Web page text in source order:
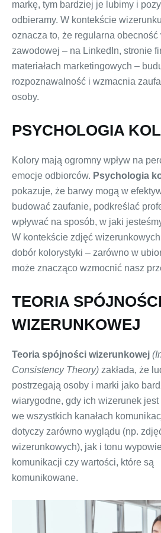
markę, tym bardziej je lubimy i
odbieramy. W kontekście
oznacza to, że regularna obecność
zawodowej – na LinkedIn, stronie
materiałach marketingowych –
rozpoznawalność i wzmacnia
osoby.
PSYCHOLOGIA
Kolory mają ogromny wpływ na
emocje odbiorców. Psychologia
pokazuje, że barwy mogą w
budować zaufanie, podkreślać
wpływać na sposób, w jaki
W kontekście zdjęć
dobór kolorystyki – zarówno w
może znacząco wzmocnić nasz
TEORIA SPÓJNOŚCI
WIZERUNKOWEJ
Teoria spójności wizerunkowej
Consistency Theory) zakłada, że
postrzegają osoby i marki jako
wiarygodne, gdy ich wizerunek
we wszystkich kanałach
dotyczy zarówno wyglądu (np.
wizerunkowych), jak i tonu
komunikacji czy wartości, które są
komunikowane.